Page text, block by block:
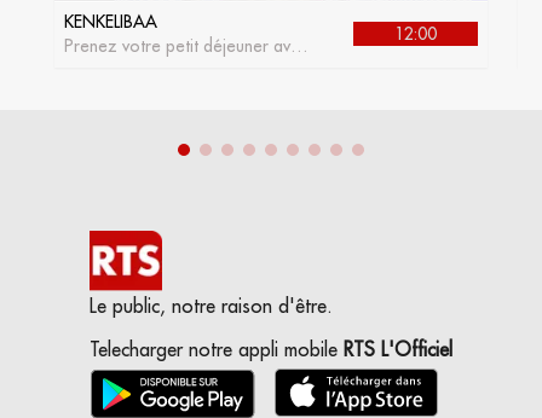
KENKELIBAA
Prenez votre petit déjeuner avec
12:00
Le public, notre raison d'être.
Telecharger notre appli mobile RTS L'Officiel